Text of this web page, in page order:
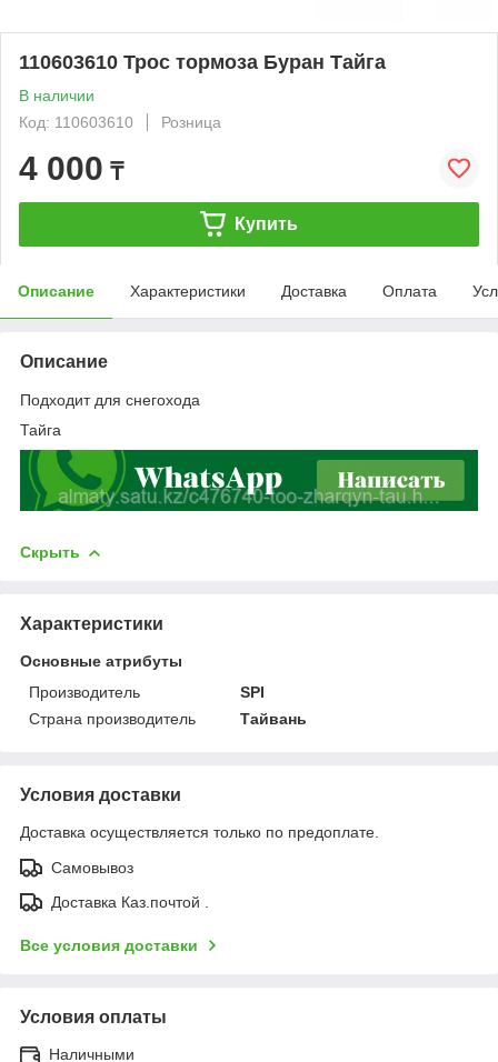
110603610 Трос тормоза Буран Тайга
В наличии
Код: 110603610
Розница
4 000 ₸
Купить
Описание Характеристики Доставка Оплата
Описание
Подходит для снегохода
Тайга
Скрыть
Характеристики
Основные атрибуты
Производитель
SPI
Страна производитель
Тайвань
Условия доставки
Доставка осуществляется только по предоплате.
Самовывоз
Доставка Каз.почтой .
Все условия доставки
Условия оплаты
Наличными